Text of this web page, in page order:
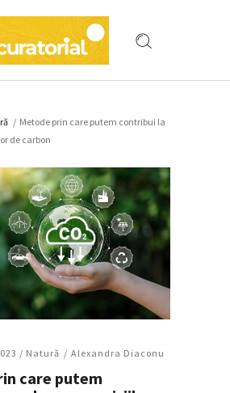
/ Metode prin care putem contribui la
de carbon
/ Natură Alexandra Diaconu
care putem